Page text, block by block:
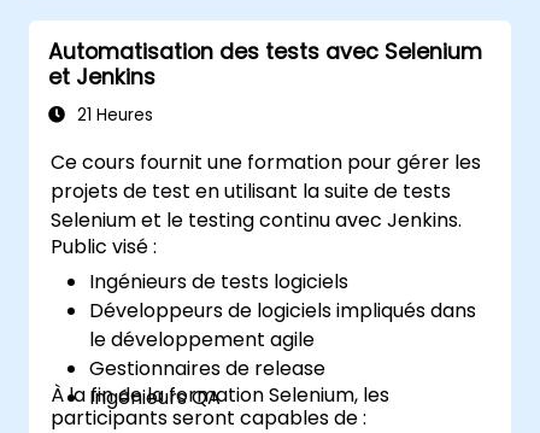
les ingénieurs de tests automatisés.
Automatisation des tests avec Selenium
et Jenkins
21 Heures
Ce cours fournit une formation pour gérer les
projets de test en utilisant la suite de tests
Selenium et le testing continu avec Jenkins.
Public visé :
Ingénieurs de tests logiciels
Développeurs de logiciels impliqués dans
le développement agile
Gestionnaires de release
Ingénieurs QA
À la fin de la formation Selenium, les
participants seront capables de :